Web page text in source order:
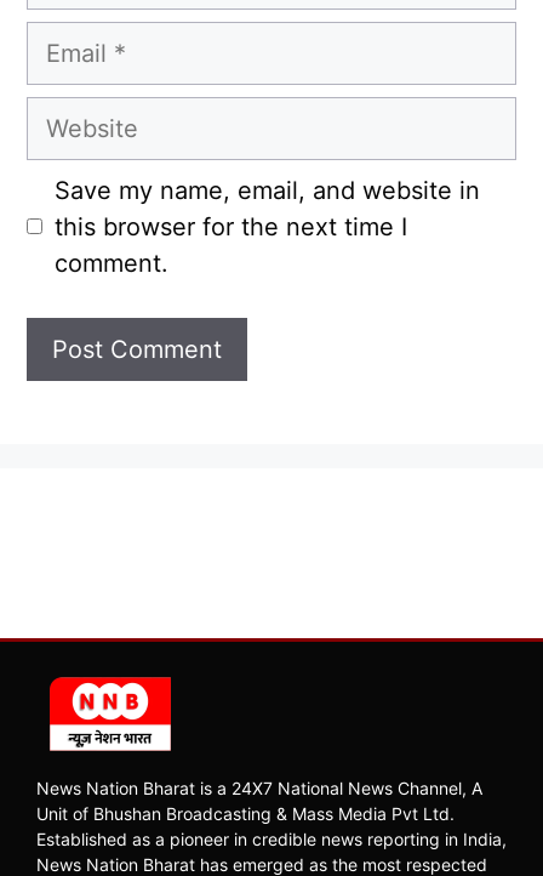
Email
Website
Save my name, email, and website in
this browser for the next time I
comment.
News Nation Bharat is a 24X7 National News Channel, A
Unit of Bhushan Broadcasting & Mass Media Pvt Ltd.
Established as a pioneer in credible news reporting in India,
News Nation Bharat has emerged as the most respected